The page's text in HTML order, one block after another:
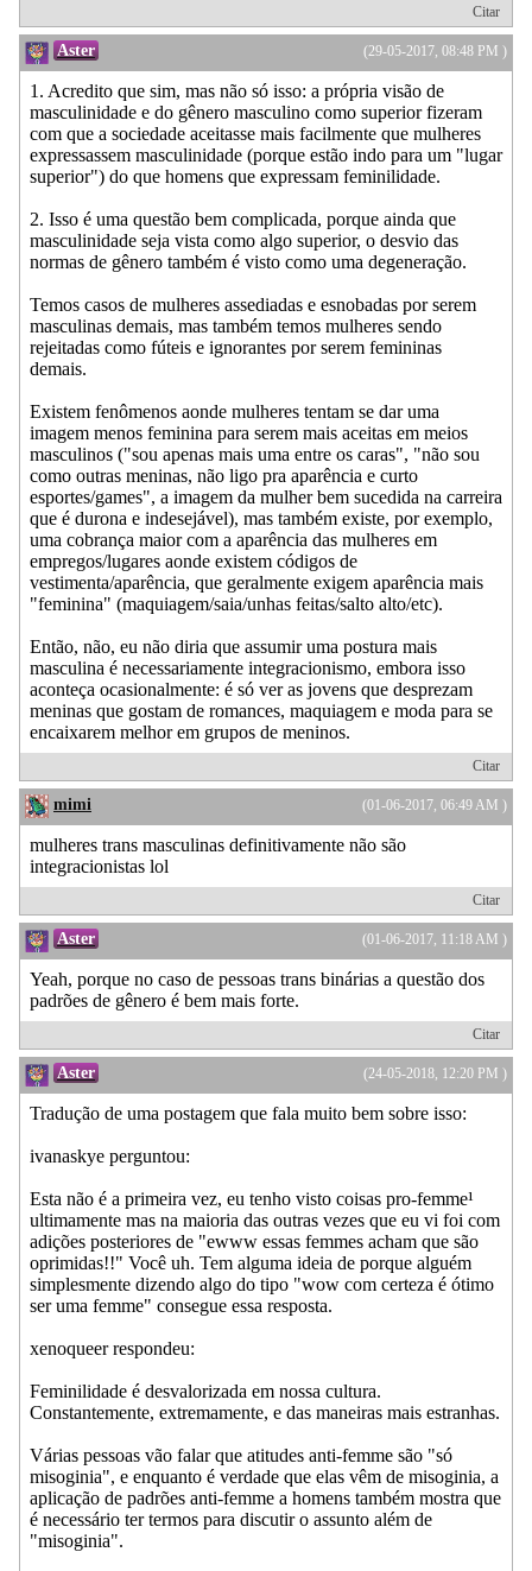
Citar
(29-05-2017, 08:48 PM )
Aster
1. Acredito que sim, mas não só isso: a própria visão de
masculinidade e do gênero masculino como superior fizeram
com que a sociedade aceitasse mais facilmente que mulheres
expressassem masculinidade (porque estão indo para um "lugar
superior") do que homens que expressam feminilidade.
2. Isso é uma questão bem complicada, porque ainda que
masculinidade seja vista como algo superior, o desvio das
normas de gênero também é visto como uma degeneração.
Temos casos de mulheres assediadas e esnobadas por serem
masculinas demais, mas também temos mulheres sendo
rejeitadas como fúteis e ignorantes por serem femininas
demais.
Existem fenômenos aonde mulheres tentam se dar uma
imagem menos feminina para serem mais aceitas em meios
masculinos ("sou apenas mais uma entre os caras", "não sou
como outras meninas, não ligo pra aparência e curto
esportes/games", a imagem da mulher bem sucedida na carreira
que é durona e indesejável), mas também existe, por exemplo,
uma cobrança maior com a aparência das mulheres em
empregos/lugares aonde existem códigos de
vestimenta/aparência, que geralmente exigem aparência mais
"feminina" (maquiagem/saia/unhas feitas/salto alto/etc).
Então, não, eu não diria que assumir uma postura mais
masculina é necessariamente integracionismo, embora isso
aconteça ocasionalmente: é só ver as jovens que desprezam
meninas que gostam de romances, maquiagem e moda para se
encaixarem melhor em grupos de meninos.
Citar
(01-06-2017, 06:49 AM )
mimi
mulheres trans masculinas definitivamente não são
integracionistas lol
Citar
(01-06-2017, 11:18 AM )
Aster
Yeah, porque no caso de pessoas trans binárias a questão dos
padrões de gênero é bem mais forte.
Citar
(24-05-2018, 12:20 PM )
Aster
Tradução de uma postagem que fala muito bem sobre isso:
ivanaskye perguntou:
Esta não é a primeira vez, eu tenho visto coisas pro-femme¹
ultimamente mas na maioria das outras vezes que eu vi foi com
adições posteriores de "ewww essas femmes acham que são
oprimidas!!" Você uh. Tem alguma ideia de porque alguém
simplesmente dizendo algo do tipo "wow com certeza é ótimo
ser uma femme" consegue essa resposta.
xenoqueer respondeu:
Feminilidade é desvalorizada em nossa cultura.
Constantemente, extremamente, e das maneiras mais estranhas.
Várias pessoas vão falar que atitudes anti-femme são "só
misoginia", e enquanto é verdade que elas vêm de misoginia, a
aplicação de padrões anti-femme a homens também mostra que
é necessário ter termos para discutir o assunto além de
"misoginia".